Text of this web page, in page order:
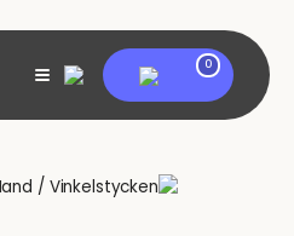
My account
View
shopping
0
/ Vinkelstycken